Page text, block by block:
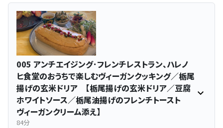
005 アンチエイジング･フレンチレストラン、ハレノ
ヒ食堂のおうちで楽しむヴィーガンクッキング／栃尾
揚げの玄米ドリア 【栃尾揚げの玄米ドリア／豆腐
ホワイトソース／栃尾油揚げのフレンチトースト
ヴィーガンクリーム添え】
84分